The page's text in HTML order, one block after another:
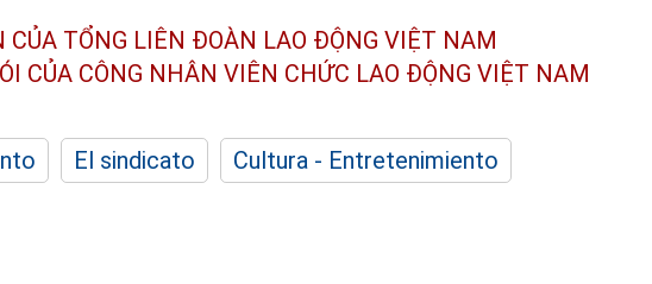
CỦA TỔNG LIÊN ĐOÀN LAO ĐỘNG VIỆT NAM
CỦA CÔNG NHÂN VIÊN CHỨC LAO ĐỘNG VIỆT NAM
El sindicato
Cultura - Entretenimiento